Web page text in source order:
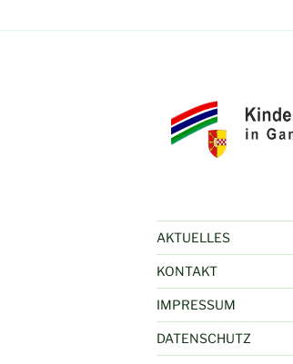
AKTUELLES
KONTAKT
IMPRESSUM
DATENSCHUTZ